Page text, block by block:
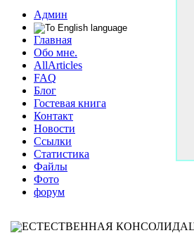
Админ
Главная
Обо мне.
AllArticles
FAQ
Блог
Гостевая книга
Контакт
Новости
Ссылки
Статистика
Файлы
Фото
форум
ЕСТЕСТВЕННАЯ